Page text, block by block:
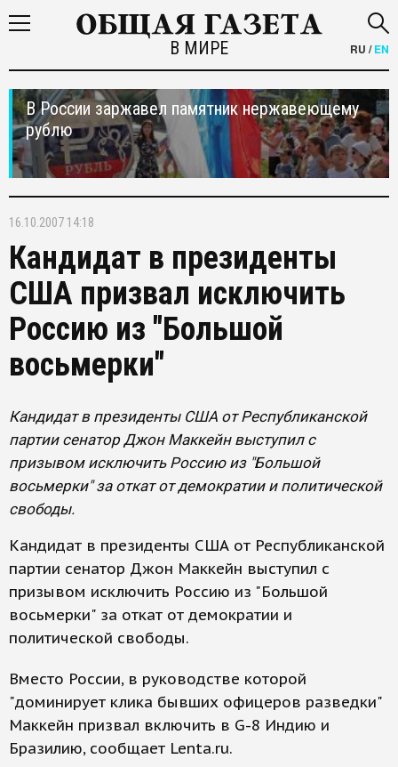
В МИРЕ RU /EN
В России заржавел памятник нержавеющему
рублю
16.10.2007 14:18
Кандидат в президенты
США призвал исключить
Россию из "Большой
восьмерки"
Кандидат в президенты США от Республиканской
партии сенатор Джон Маккейн выступил с
призывом исключить Россию из "Большой
восьмерки" за откат от демократии и политической
свободы.
Кандидат в президенты США от Республиканской
партии сенатор Джон Маккейн выступил с
призывом исключить Россию из "Большой
восьмерки" за откат от демократии и
политической свободы.
Вместо России, в руководстве которой
"доминирует клика бывших офицеров разведки"
Маккейн призвал включить в G-8 Индию и
Бразилию, сообщает Lenta.ru.